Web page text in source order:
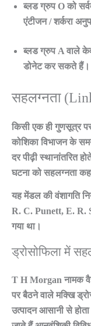
ब्लड ग्रुप O को
एंटीजन / शर्करा
ब्लड ग्रुप A वाले
डोनेट कर सकते हैं।
सहलग्नता
किसी एक ही गुणसूत्र
कोशिका विभाजन के
दर पीढ़ी स्थानांतरित
घटना को सहलग्नता
यह मेंडल की वंशागति
R. C. Punett, E. R.
गया था।
ड्रोसोफिला में
T H Morgan नामक
पर बैठने वाले मक्खि
उत्पादन आसानी से